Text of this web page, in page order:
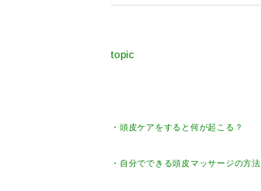
topic
・頭皮ケアをすると何が起こる？
・自分でできる頭皮マッサージの方法